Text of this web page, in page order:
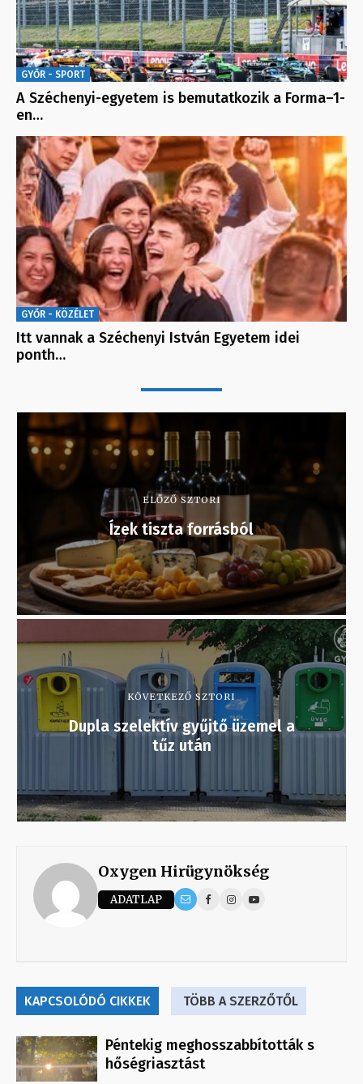
GYŐR - SPORT
A Széchenyi-egyetem is bemutatkozik a Forma–1-
en…
GYŐR - KÖZÉLET
Itt vannak a Széchenyi István Egyetem idei
ponth…
ELŐZŐ SZTORI
Ízek tiszta forrásból
KÖVETKEZŐ SZTORI
Dupla szelektív gyűjtő üzemel a
tűz után
Oxygen Hirügynökség
ADATLAP
KAPCSOLÓDÓ CIKKEK TÖBB A SZERZŐTŐL
Péntekig meghosszabbították s
hőségriasztást